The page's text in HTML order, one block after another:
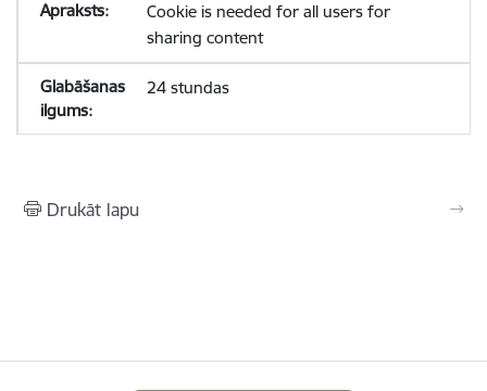
Cookie is needed for all users for
sharing content
24 stundas
Drukāt lapu